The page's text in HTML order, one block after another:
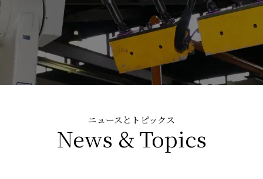
ニュースとトピックス
News & Topics